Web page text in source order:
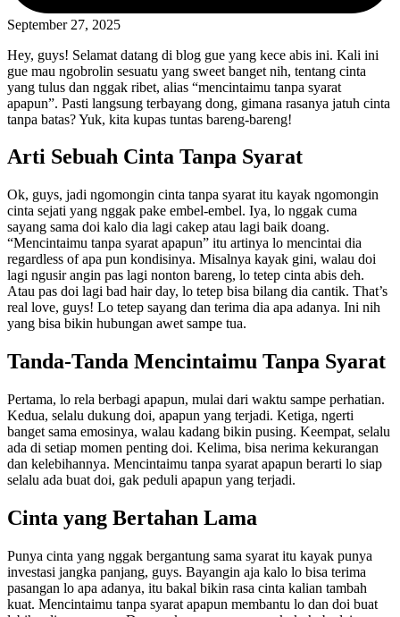
September 27, 2025
Hey, guys! Selamat datang di blog gue yang kece abis ini. Kali ini
gue mau ngobrolin sesuatu yang sweet banget nih, tentang cinta
yang tulus dan nggak ribet, alias “mencintaimu tanpa syarat
apapun”. Pasti langsung terbayang dong, gimana rasanya jatuh cinta
tanpa batas? Yuk, kita kupas tuntas bareng-bareng!
Arti Sebuah Cinta Tanpa Syarat
Ok, guys, jadi ngomongin cinta tanpa syarat itu kayak ngomongin
cinta sejati yang nggak pake embel-embel. Iya, lo nggak cuma
sayang sama doi kalo dia lagi cakep atau lagi baik doang.
“Mencintaimu tanpa syarat apapun” itu artinya lo mencintai dia
regardless of apa pun kondisinya. Misalnya kayak gini, walau doi
lagi ngusir angin pas lagi nonton bareng, lo tetep cinta abis deh.
Atau pas doi lagi bad hair day, lo tetep bisa bilang dia cantik. That’s
real love, guys! Lo tetep sayang dan terima dia apa adanya. Ini nih
yang bisa bikin hubungan awet sampe tua.
Tanda-Tanda Mencintaimu Tanpa Syarat
Pertama, lo rela berbagi apapun, mulai dari waktu sampe perhatian.
Kedua, selalu dukung doi, apapun yang terjadi. Ketiga, ngerti
banget sama emosinya, walau kadang bikin pusing. Keempat, selalu
ada di setiap momen penting doi. Kelima, bisa nerima kekurangan
dan kelebihannya. Mencintaimu tanpa syarat apapun berarti lo siap
selalu ada buat doi, gak peduli apapun yang terjadi.
Cinta yang Bertahan Lama
Punya cinta yang nggak bergantung sama syarat itu kayak punya
investasi jangka panjang, guys. Bayangin aja kalo lo bisa terima
pasangan lo apa adanya, itu bakal bikin rasa cinta kalian tambah
kuat. Mencintaimu tanpa syarat apapun membantu lo dan doi buat